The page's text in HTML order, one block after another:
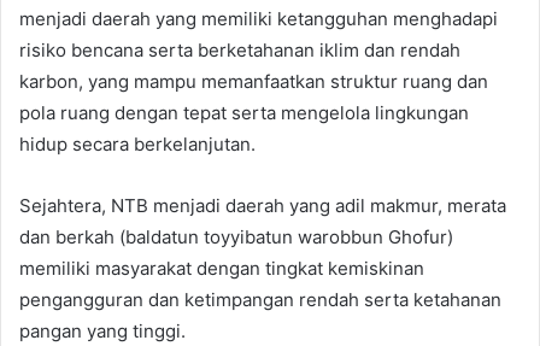
menjadi daerah yang memiliki ketangguhan menghadapi
risiko bencana serta berketahanan iklim dan rendah
karbon, yang mampu memanfaatkan struktur ruang dan
pola ruang dengan tepat serta mengelola lingkungan
hidup secara berkelanjutan.
Sejahtera, NTB menjadi daerah yang adil makmur, merata
dan berkah (baldatun toyyibatun warobbun Ghofur)
memiliki masyarakat dengan tingkat kemiskinan
pengangguran dan ketimpangan rendah serta ketahanan
pangan yang tinggi.